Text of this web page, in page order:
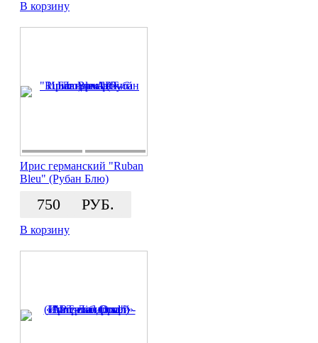
В корзину
Ирис германский "Ruban
Bleu" (Рубан Блю)
750 РУБ.
В корзину